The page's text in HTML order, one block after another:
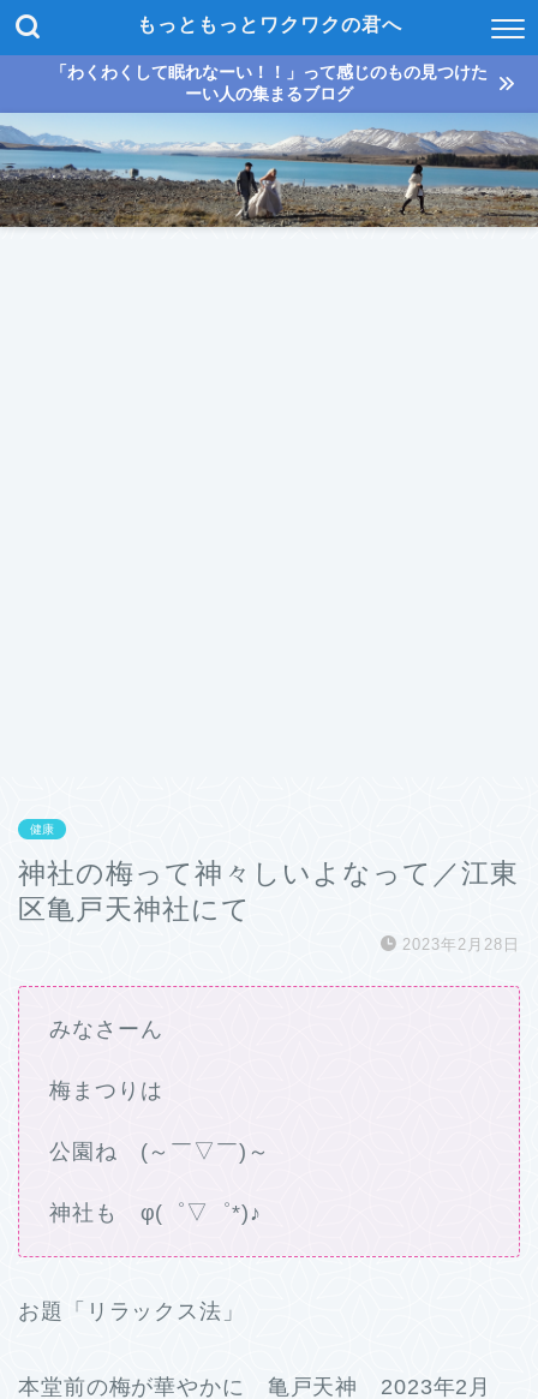
もっともっとワクワクの君へ
「わくわくして眠れなーい！！」って感じのもの見つけた
ーい人の集まるブログ
健康
神社の梅って神々しいよなって／江東
区亀戸天神社にて
2023年2月28日
みなさーん
梅まつりは
公園ね (～￣▽￣)～
神社も φ(゜▽゜*)♪
お題「リラックス法」
本堂前の梅が華やかに 亀戸天神 2023年2月